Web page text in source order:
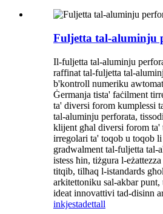
Fuljetta tal-aluminju
Il-fuljetta tal-aluminju
raffinat tal-fuljetta tal-
b'kontroll numeriku
Ġermanja tista' faċilment
ta' diversi forom kumplessi
tal-aluminju perforata,
klijent għal diversi forom ta'
irregolari ta' toqob u toqob
gradwalment tal-fuljetta tal-
istess ħin, tiżgura l-
titqib, tilħaq l-istandards
arkitettoniku sal-akbar
ideat innovattivi tad-disinn
inkjestadettall